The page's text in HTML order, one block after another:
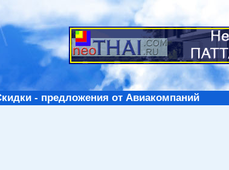
- предложения от Авиакомпаний